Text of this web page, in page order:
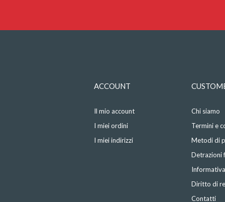
ACCOUNT
Il mio account
I miei ordini
I miei indirizzi
Chi siamo
Termini e
Metodi di
Detrazioni
Diritto di
Contatti